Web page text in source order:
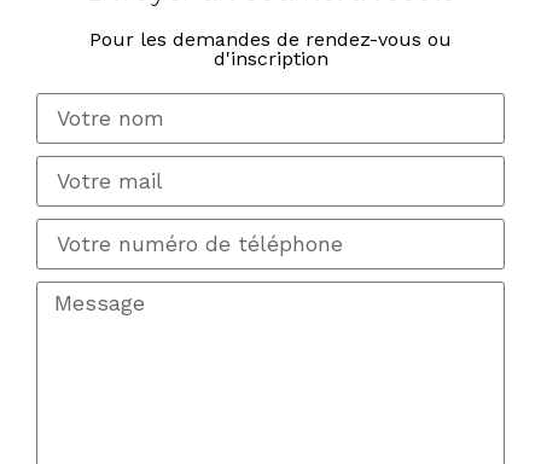
Pour les demandes de rendez-vous ou
d'inscription